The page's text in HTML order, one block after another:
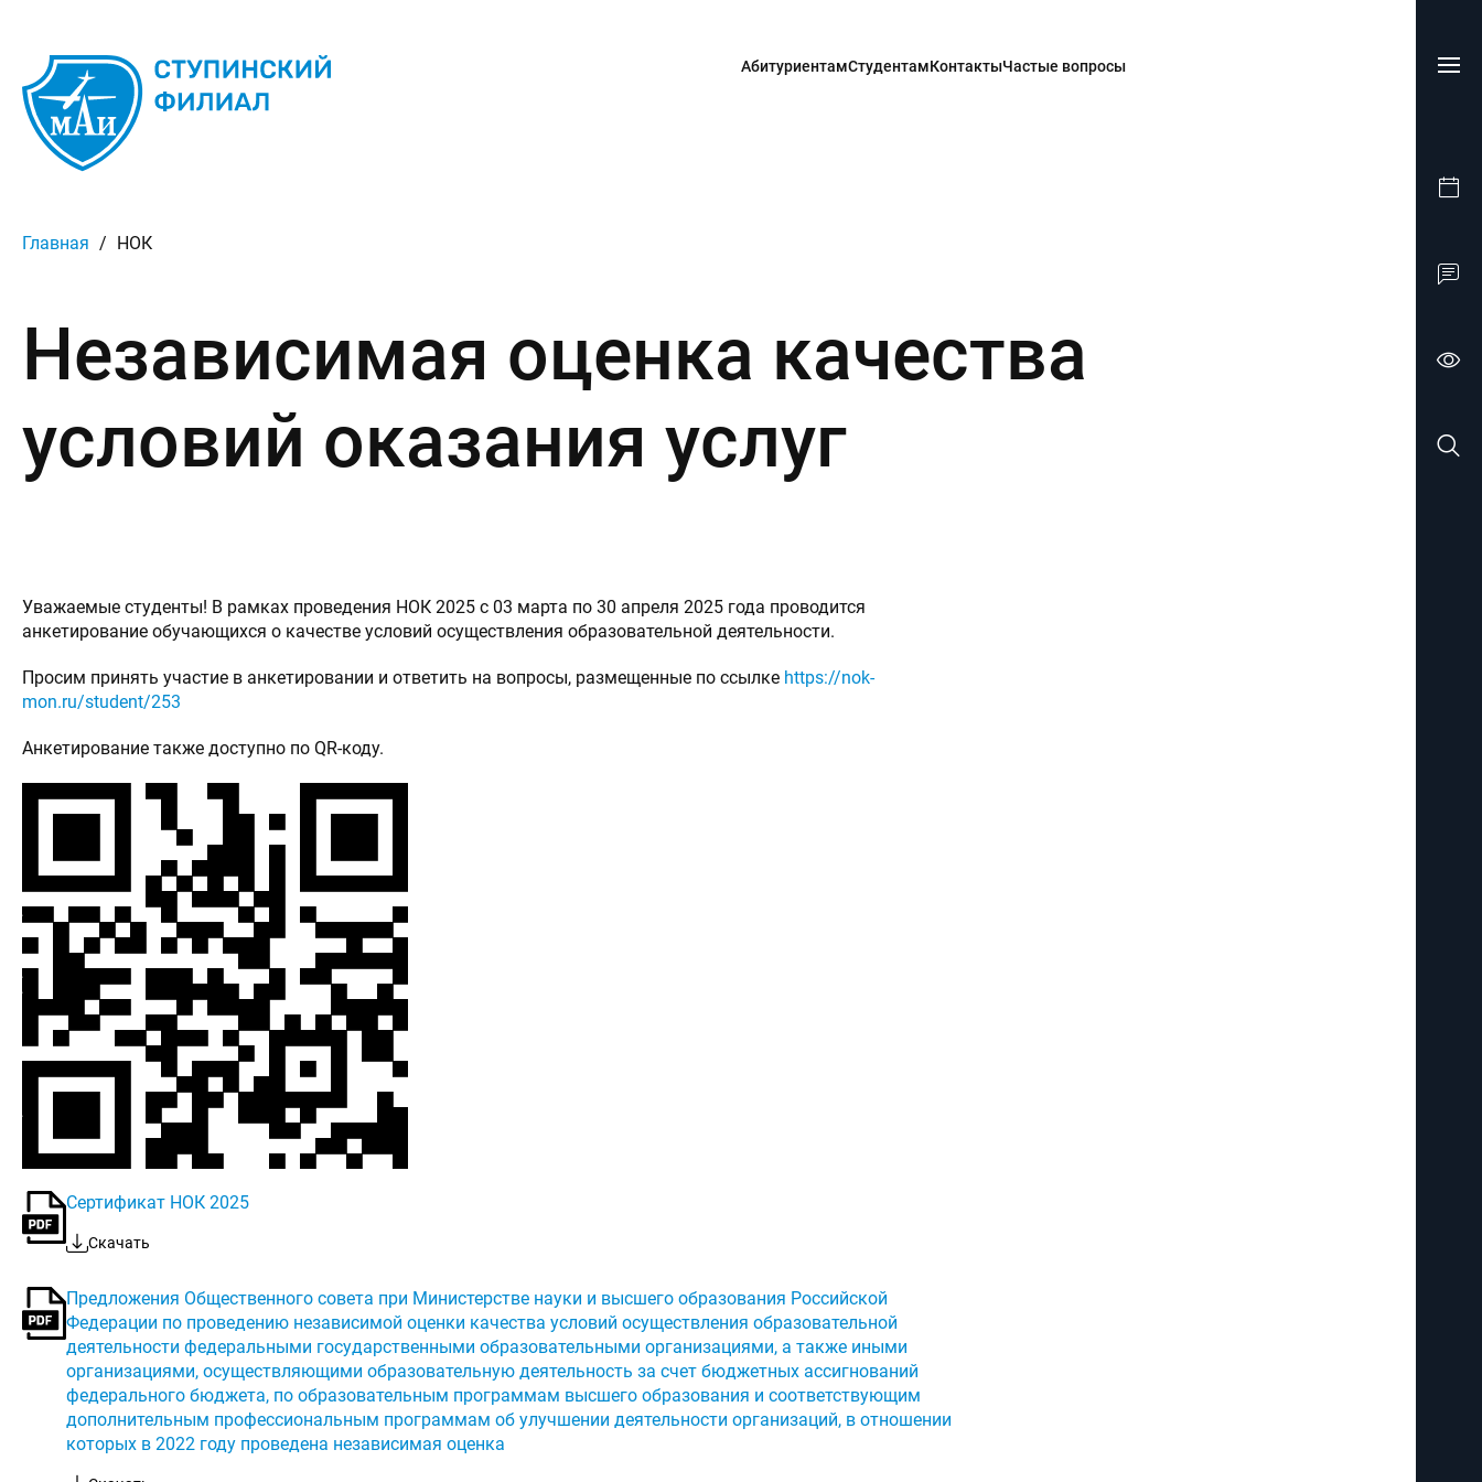
АбитуриентамСтудентамКонтактыЧастые вопросы
Главная / НОК
Независимая оценка качества
условий оказания услуг
Уважаемые студенты! В рамках проведения НОК 2025 с 03 марта по 30 апреля 2025 года проводится
анкетирование обучающихся о качестве условий осуществления образовательной деятельности.
Просим принять участие в анкетировании и ответить на вопросы, размещенные по ссылке https://nok-
mon.ru/student/253
Анкетирование также доступно по QR-коду.
Сертификат НОК 2025
Скачать
Предложения Общественного совета при Министерстве науки и высшего образования Российской
Федерации по проведению независимой оценки качества условий осуществления образовательной
деятельности федеральными государственными образовательными организациями, а также иными
организациями, осуществляющими образовательную деятельность за счет бюджетных ассигнований
федерального бюджета, по образовательным программам высшего образования и соответствующим
дополнительным профессиональным программам об улучшении деятельности организаций, в отношении
которых в 2022 году проведена независимая оценка